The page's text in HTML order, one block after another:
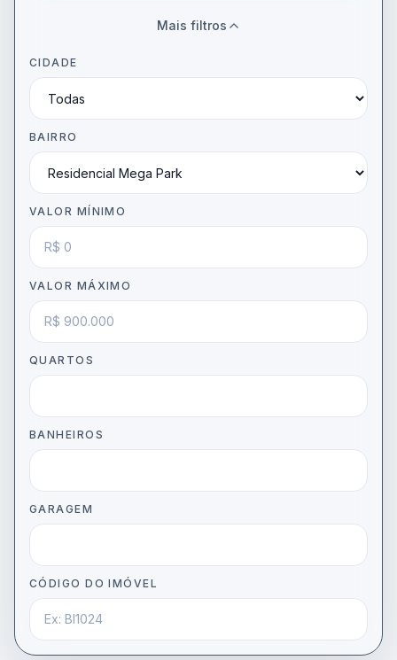
Mais filtros
CIDADE
BAIRRO
VALOR MÍNIMO
VALOR MÁXIMO
QUARTOS
BANHEIROS
GARAGEM
CÓDIGO DO IMÓVEL